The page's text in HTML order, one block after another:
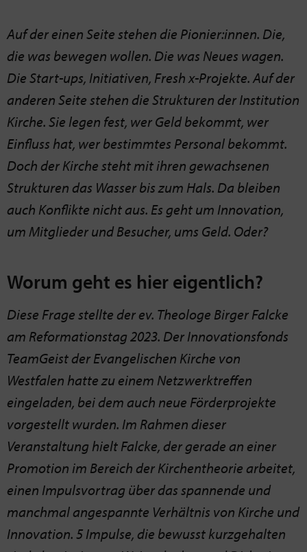
Auf der einen Seite stehen die Pionier:innen. Die,
die was bewegen wollen. Die was Neues wagen.
Die Start-ups, Initiativen, Fresh x-Projekte. Auf der
anderen Seite stehen die Strukturen der Institution
Kirche. Sie legen fest, wer Geld bekommt, wer
Einfluss hat, wer bestimmtes Personal bekommt.
Doch der Kirche steht mit ihren gewachsenen
Strukturen das Wasser bis zum Hals. Da bleiben
auch Konflikte nicht aus. Es geht um Innovation,
um Mitglieder und Besucher, ums Geld. Oder?
Worum geht es hier eigentlich?
Diese Frage stellte der ev. Theologe Birger Falcke
am Reformationstag 2023. Der Innovationsfonds
TeamGeist der Evangelischen Kirche von
Westfalen hatte zu einem Netzwerktreffen
eingeladen, bei dem auch neue Förderprojekte
vorgestellt wurden. Im Rahmen dieser
Veranstaltung hielt Falcke, der gerade an einer
Promotion im Bereich der Kirchentheorie arbeitet,
einen Impulsvortrag über das spannende und
manchmal angespannte Verhältnis von Kirche und
Innovation. 5 Impulse, die bewusst kurzgehalten